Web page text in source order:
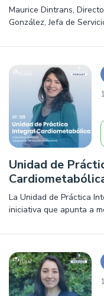
Maurice Dintrans,
González, Jefa de
desarrollando en
sector y prevenir
Unidad de
La Unidad de Práctica
iniciativa que apunta a
en sus necesidades a